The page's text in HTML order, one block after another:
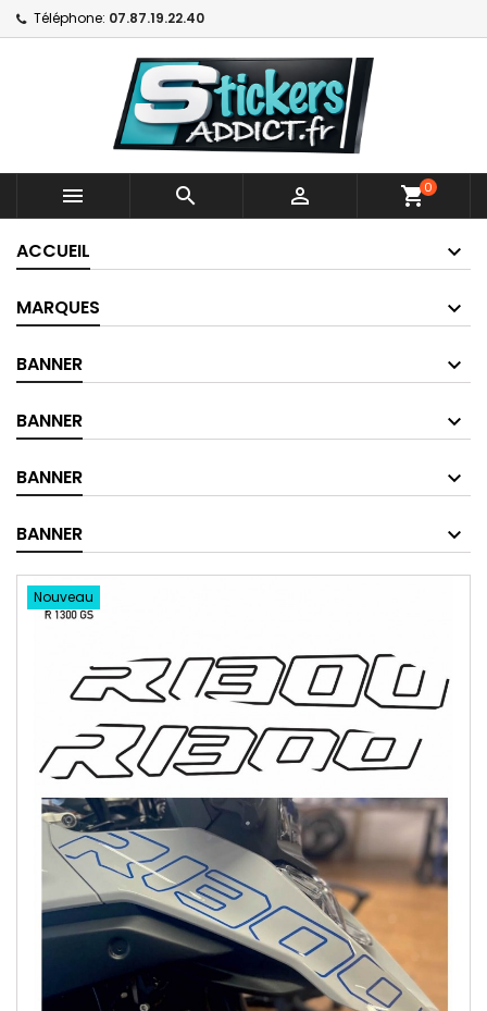
Téléphone: 07.87.19.22.40
   shopping_cart0
ACCUEIL
MARQUES
BANNER
BANNER
BANNER
BANNER
Nouveau